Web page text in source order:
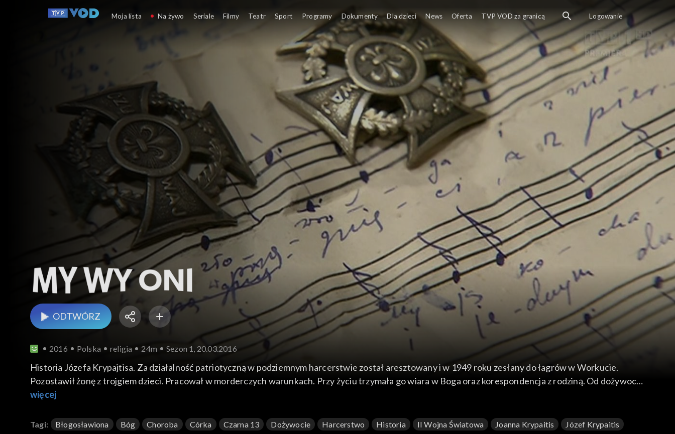
My Wy Oni
ODTWÓRZ
2016 Polska religia 24m Sezon 1, 20.03.2016
Historia Józefa Krypajtisa. Za działalność patriotyczną w podziemnym harcerstwie został aresztowany i w 1949 roku zesłany do łagrów w Workucie.
Pozostawił żonę z trojgiem dzieci. Pracował w morderczych warunkach. Przy życiu trzymała go wiara w Boga oraz korespondencja z rodziną. Od dożywocia
w łagrach uratowały go modlitwy córki Joanny, kandydatki na ołtarze.
więcej
Tagi: Błogosławiona Bóg Choroba Córka Czarna 13 Dożywocie Harcerstwo Historia II Wojna Światowa Joanna Krypaitis
Józef Krypaitis
Moja lista Na żywo Seriale Filmy Teatr Sport Programy Dokumenty Dla dzieci News Oferta TVP VOD za granicą Logowanie